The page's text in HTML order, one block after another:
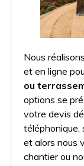
Nous
et en ligne
ou
options se
votre devis
téléphonique,
et alors nous
chantier ou